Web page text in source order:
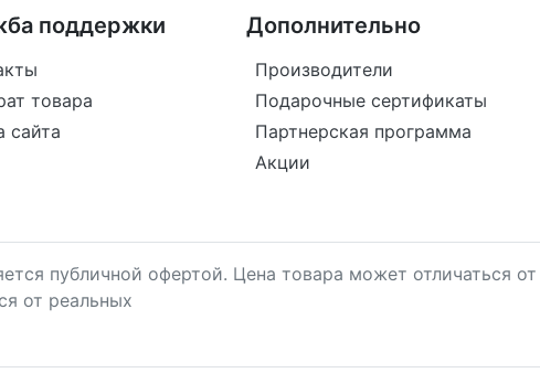
поддержки
товара
сайта
Дополнительно
Производители
Подарочные сертификаты
Партнерская программа
Акции
публичной офертой. Цена товара может отличаться
от реальных